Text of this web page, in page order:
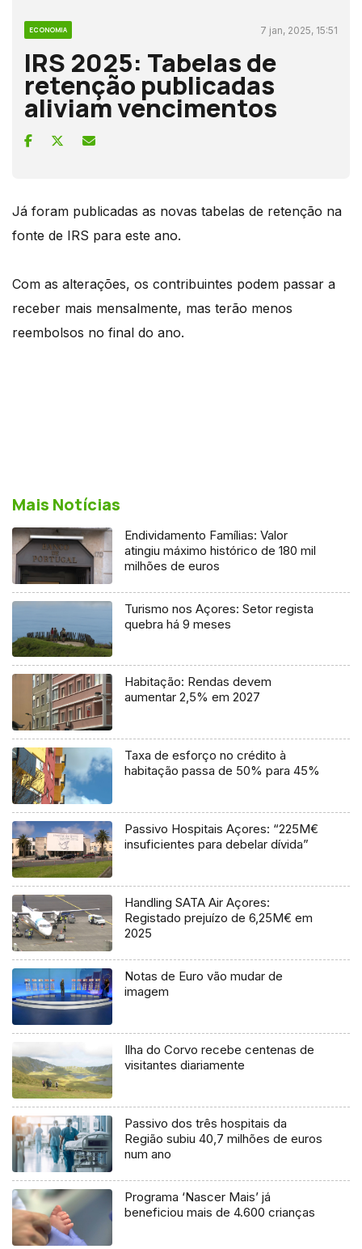
ECONOMIA 7 jan, 2025, 15:51
IRS 2025: Tabelas de
retenção publicadas
aliviam vencimentos
Já foram publicadas as novas tabelas de retenção na
fonte de IRS para este ano.
Com as alterações, os contribuintes podem passar a
receber mais mensalmente, mas terão menos
reembolsos no final do ano.
Mais Notícias
Endividamento Famílias: Valor
atingiu máximo histórico de 180 mil
milhões de euros
Turismo nos Açores: Setor regista
quebra há 9 meses
Habitação: Rendas devem
aumentar 2,5% em 2027
Taxa de esforço no crédito à
habitação passa de 50% para 45%
Passivo Hospitais Açores: “225M€
insuficientes para debelar dívida”
Handling SATA Air Açores:
Registado prejuízo de 6,25M€ em
2025
Notas de Euro vão mudar de
imagem
Ilha do Corvo recebe centenas de
visitantes diariamente
Passivo dos três hospitais da
Região subiu 40,7 milhões de euros
num ano
Programa ‘Nascer Mais’ já
beneficiou mais de 4.600 crianças